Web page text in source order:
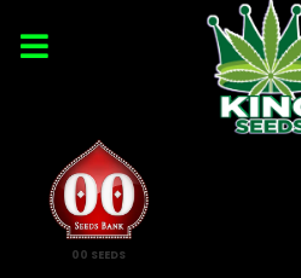
00 SEEDS